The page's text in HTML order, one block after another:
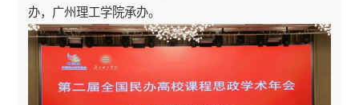
办，广州理工学院承办。